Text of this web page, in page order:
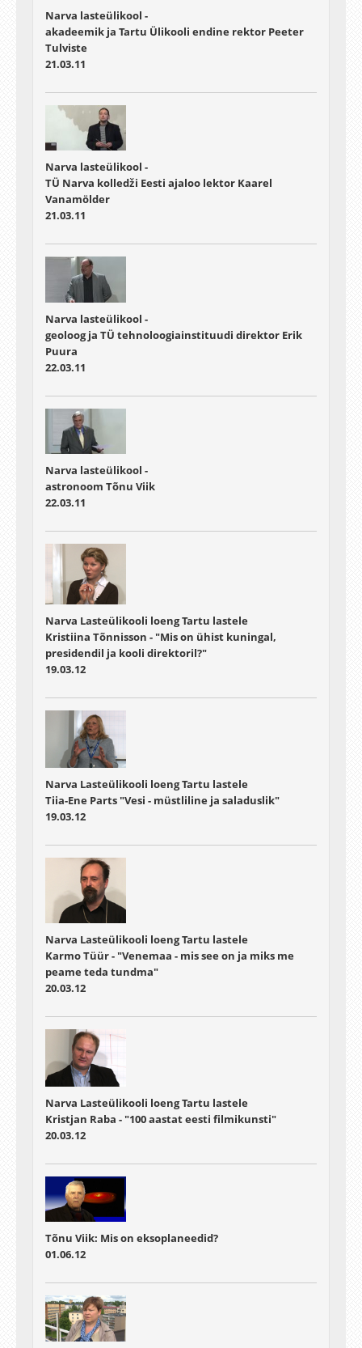
Narva lasteülikool -
akadeemik ja Tartu Ülikooli endine rektor Peeter
Tulviste
21.03.11
Narva lasteülikool -
TÜ Narva kolledži Eesti ajaloo lektor Kaarel
Vanamölder
21.03.11
Narva lasteülikool -
geoloog ja TÜ tehnoloogiainstituudi direktor Erik
Puura
22.03.11
Narva lasteülikool -
astronoom Tõnu Viik
22.03.11
Narva Lasteülikooli loeng Tartu lastele
Kristiina Tõnnisson - "Mis on ühist kuningal,
presidendil ja kooli direktoril?"
19.03.12
Narva Lasteülikooli loeng Tartu lastele
Tiia-Ene Parts "Vesi - müstliline ja saladuslik"
19.03.12
Narva Lasteülikooli loeng Tartu lastele
Karmo Tüür - "Venemaa - mis see on ja miks me
peame teda tundma"
20.03.12
Narva Lasteülikooli loeng Tartu lastele
Kristjan Raba - "100 aastat eesti filmikunsti"
20.03.12
Tõnu Viik: Mis on eksoplaneedid?
01.06.12